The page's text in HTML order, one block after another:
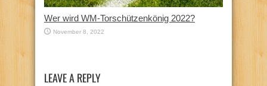
Wer wird WM-Torschützenkönig 2022?
November 8, 2022
LEAVE A REPLY